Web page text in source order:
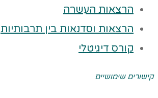
הרצאות העשרה
הרצאות וסדנאות בין תרבותיות
קורס דיגיטלי
קישורים שימושיים